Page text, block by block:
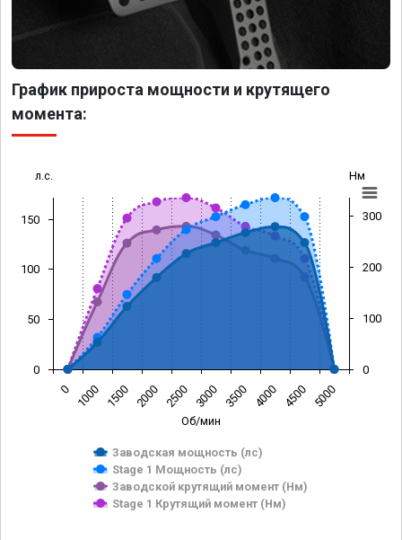
График прироста мощности и крутящего
момента:
Об/мин
л.с. Нм
Заводская мощность (лс)
Stage 1 Мощность (лс)
Заводской крутящий момент (Нм)
Stage 1 Крутящий момент (Нм)
0 1000 1500 2000 2500 3000 3500 4000 4500 5000
0
50
100
150
0
100
200
300